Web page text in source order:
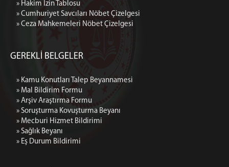
» Hakim İzin Tablosu
» Cumhuriyet Savcıları Nöbet Çizelgesi
» Ceza Mahkemeleri Nöbet Çizelgesi
GEREKLİ BELGELER
» Kamu Konutları Talep Beyannamesi
» Mal Bildirim Formu
» Arşiv Araştırma Formu
» Soruşturma Kovuşturma Beyanı
» Mecburi Hizmet Bildirimi
» Sağlık Beyanı
» Eş Durum Bildirimi